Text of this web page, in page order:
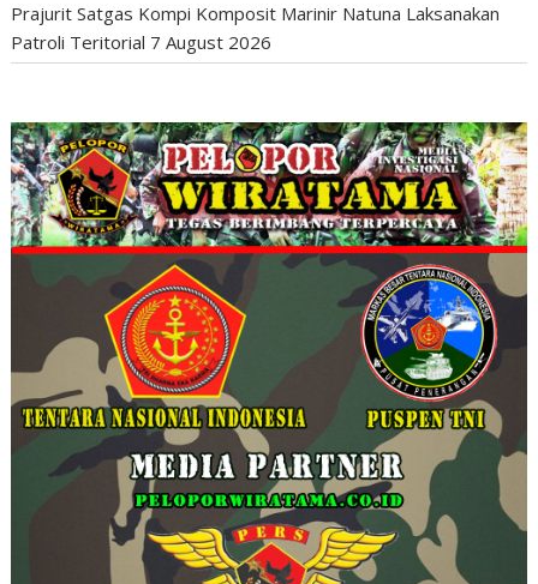
Prajurit Satgas Kompi Komposit Marinir Natuna Laksanakan
Patroli Teritorial 7 August 2026